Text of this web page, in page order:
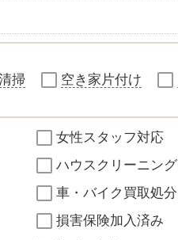
掃 空き家片付け
女性スタッフ対応
ハウスクリーニング
車・バイク買取処分
損害保険加入済み